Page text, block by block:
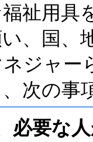
祉用具
、国、
ジャー
次の事
必要な